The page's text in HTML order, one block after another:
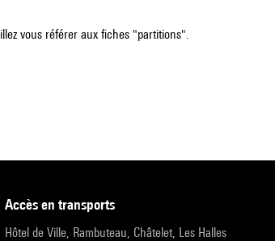
vous référer aux fiches "partitions".
accès en transports
Hôtel de Ville, Rambuteau, Châtelet, Les Halles